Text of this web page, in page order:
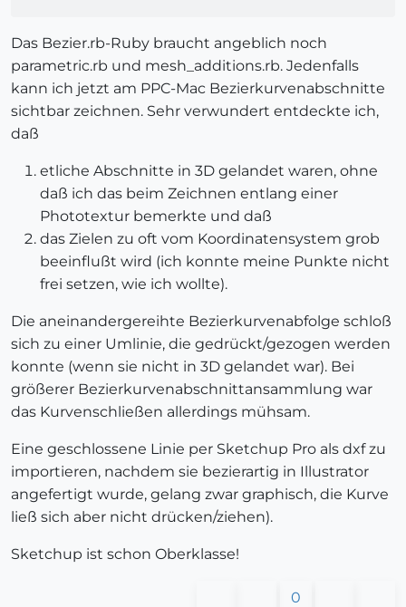
Das Bezier.rb-Ruby braucht angeblich noch
parametric.rb und mesh_additions.rb. Jedenfalls
kann ich jetzt am PPC-Mac Bezierkurvenabschnitte
sichtbar zeichnen. Sehr verwundert entdeckte ich,
daß
etliche Abschnitte in 3D gelandet waren, ohne
daß ich das beim Zeichnen entlang einer
Phototextur bemerkte und daß
das Zielen zu oft vom Koordinatensystem grob
beeinflußt wird (ich konnte meine Punkte nicht
frei setzen, wie ich wollte).
Die aneinandergereihte Bezierkurvenabfolge schloß
sich zu einer Umlinie, die gedrückt/gezogen werden
konnte (wenn sie nicht in 3D gelandet war). Bei
größerer Bezierkurvenabschnittansammlung war
das Kurvenschließen allerdings mühsam.
Eine geschlossene Linie per Sketchup Pro als dxf zu
importieren, nachdem sie bezierartig in Illustrator
angefertigt wurde, gelang zwar graphisch, die Kurve
ließ sich aber nicht drücken/ziehen).
Sketchup ist schon Oberklasse!
0